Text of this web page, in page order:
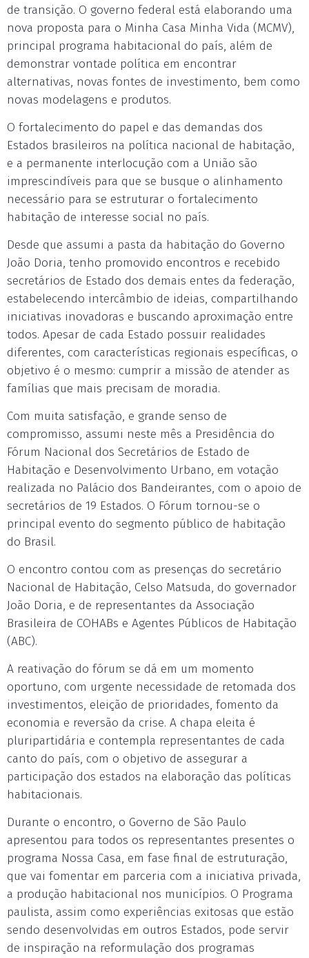
de transição. O governo federal está elaborando uma
nova proposta para o Minha Casa Minha Vida (MCMV),
principal programa habitacional do país, além de
demonstrar vontade política em encontrar
alternativas, novas fontes de investimento, bem como
novas modelagens e produtos.
O fortalecimento do papel e das demandas dos
Estados brasileiros na política nacional de habitação,
e a permanente interlocução com a União são
imprescindíveis para que se busque o alinhamento
necessário para se estruturar o fortalecimento
habitação de interesse social no país.
Desde que assumi a pasta da habitação do Governo
João Doria, tenho promovido encontros e recebido
secretários de Estado dos demais entes da federação,
estabelecendo intercâmbio de ideias, compartilhando
iniciativas inovadoras e buscando aproximação entre
todos. Apesar de cada Estado possuir realidades
diferentes, com características regionais específicas, o
objetivo é o mesmo: cumprir a missão de atender as
famílias que mais precisam de moradia.
Com muita satisfação, e grande senso de
compromisso, assumi neste mês a Presidência do
Fórum Nacional dos Secretários de Estado de
Habitação e Desenvolvimento Urbano, em votação
realizada no Palácio dos Bandeirantes, com o apoio de
secretários de 19 Estados. O Fórum tornou-se o
principal evento do segmento público de habitação
do Brasil.
O encontro contou com as presenças do secretário
Nacional de Habitação, Celso Matsuda, do governador
João Doria, e de representantes da Associação
Brasileira de COHABs e Agentes Públicos de Habitação
(ABC).
A reativação do fórum se dá em um momento
oportuno, com urgente necessidade de retomada dos
investimentos, eleição de prioridades, fomento da
economia e reversão da crise. A chapa eleita é
pluripartidária e contempla representantes de cada
canto do país, com o objetivo de assegurar a
participação dos estados na elaboração das políticas
habitacionais.
Durante o encontro, o Governo de São Paulo
apresentou para todos os representantes presentes o
programa Nossa Casa, em fase final de estruturação,
que vai fomentar em parceria com a iniciativa privada,
a produção habitacional nos municípios. O Programa
paulista, assim como experiências exitosas que estão
sendo desenvolvidas em outros Estados, pode servir
de inspiração na reformulação dos programas